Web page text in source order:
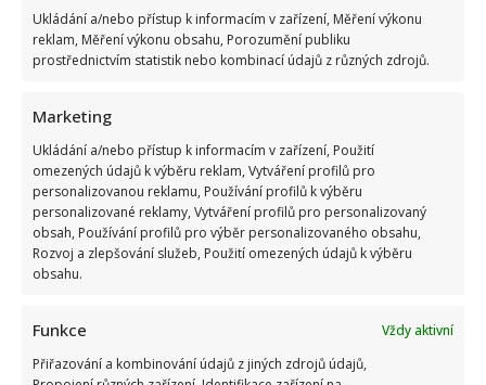
Ukládání a/nebo přístup k informacím v zařízení, Měření výkonu
reklam, Měření výkonu obsahu, Porozumění publiku
prostřednictvím statistik nebo kombinací údajů z různých zdrojů.
Marketing
Ukládání a/nebo přístup k informacím v zařízení, Použití
omezených údajů k výběru reklam, Vytváření profilů pro
personalizovanou reklamu, Používání profilů k výběru
personalizované reklamy, Vytváření profilů pro personalizovaný
obsah, Používání profilů pro výběr personalizovaného obsahu,
Rozvoj a zlepšování služeb, Použití omezených údajů k výběru
obsahu.
Funkce
Vždy aktivní
Přiřazování a kombinování údajů z jiných zdrojů údajů,
Test znalostí pro Husákovy děti: 10 otázek o životě za
normalizace ukáže, kdo má dobrou paměť
8. 8. 2026